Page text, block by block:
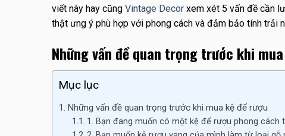
viết này hay cũng Vintage Decor xem xét 5 vấn đề cần
thật ưng ý phù hợp với phong cách và đảm bảo tính trải
Những vấn đề quan trọng trước khi
Mục lục
Những vấn đề quan trọng trước khi mua kệ để rượu
1. Bạn đang muốn có một kệ để rượu phong cách